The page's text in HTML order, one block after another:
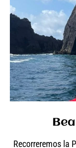
Recorreremos la